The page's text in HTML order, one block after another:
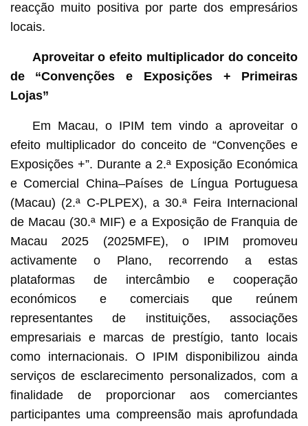
reacção muito positiva por parte dos empresários
locais.
Aproveitar o efeito multiplicador do conceito
de “Convenções e Exposições + Primeiras
Lojas”
Em Macau, o IPIM tem vindo a aproveitar o
efeito multiplicador do conceito de “Convenções e
Exposições +”. Durante a 2.ª Exposição Económica
e Comercial China–Países de Língua Portuguesa
(Macau) (2.ª C-PLPEX), a 30.ª Feira Internacional
de Macau (30.ª MIF) e a Exposição de Franquia de
Macau 2025 (2025MFE), o IPIM promoveu
activamente o Plano, recorrendo a estas
plataformas de intercâmbio e cooperação
económicos e comerciais que reúnem
representantes de instituições, associações
empresariais e marcas de prestígio, tanto locais
como internacionais. O IPIM disponibilizou ainda
serviços de esclarecimento personalizados, com a
finalidade de proporcionar aos comerciantes
participantes uma compreensão mais aprofundada